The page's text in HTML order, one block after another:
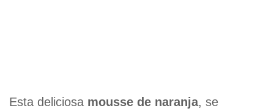
Esta deliciosa mousse de naranja, se